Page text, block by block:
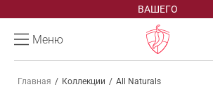
заказа
Меню
Главная / Коллекции / All Naturals